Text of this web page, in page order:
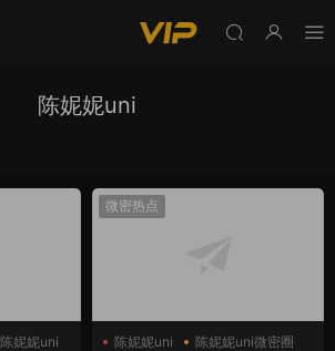
陈妮妮uni
陈妮妮uni
微密热点
陈妮妮uni 陈妮妮uni微密圈